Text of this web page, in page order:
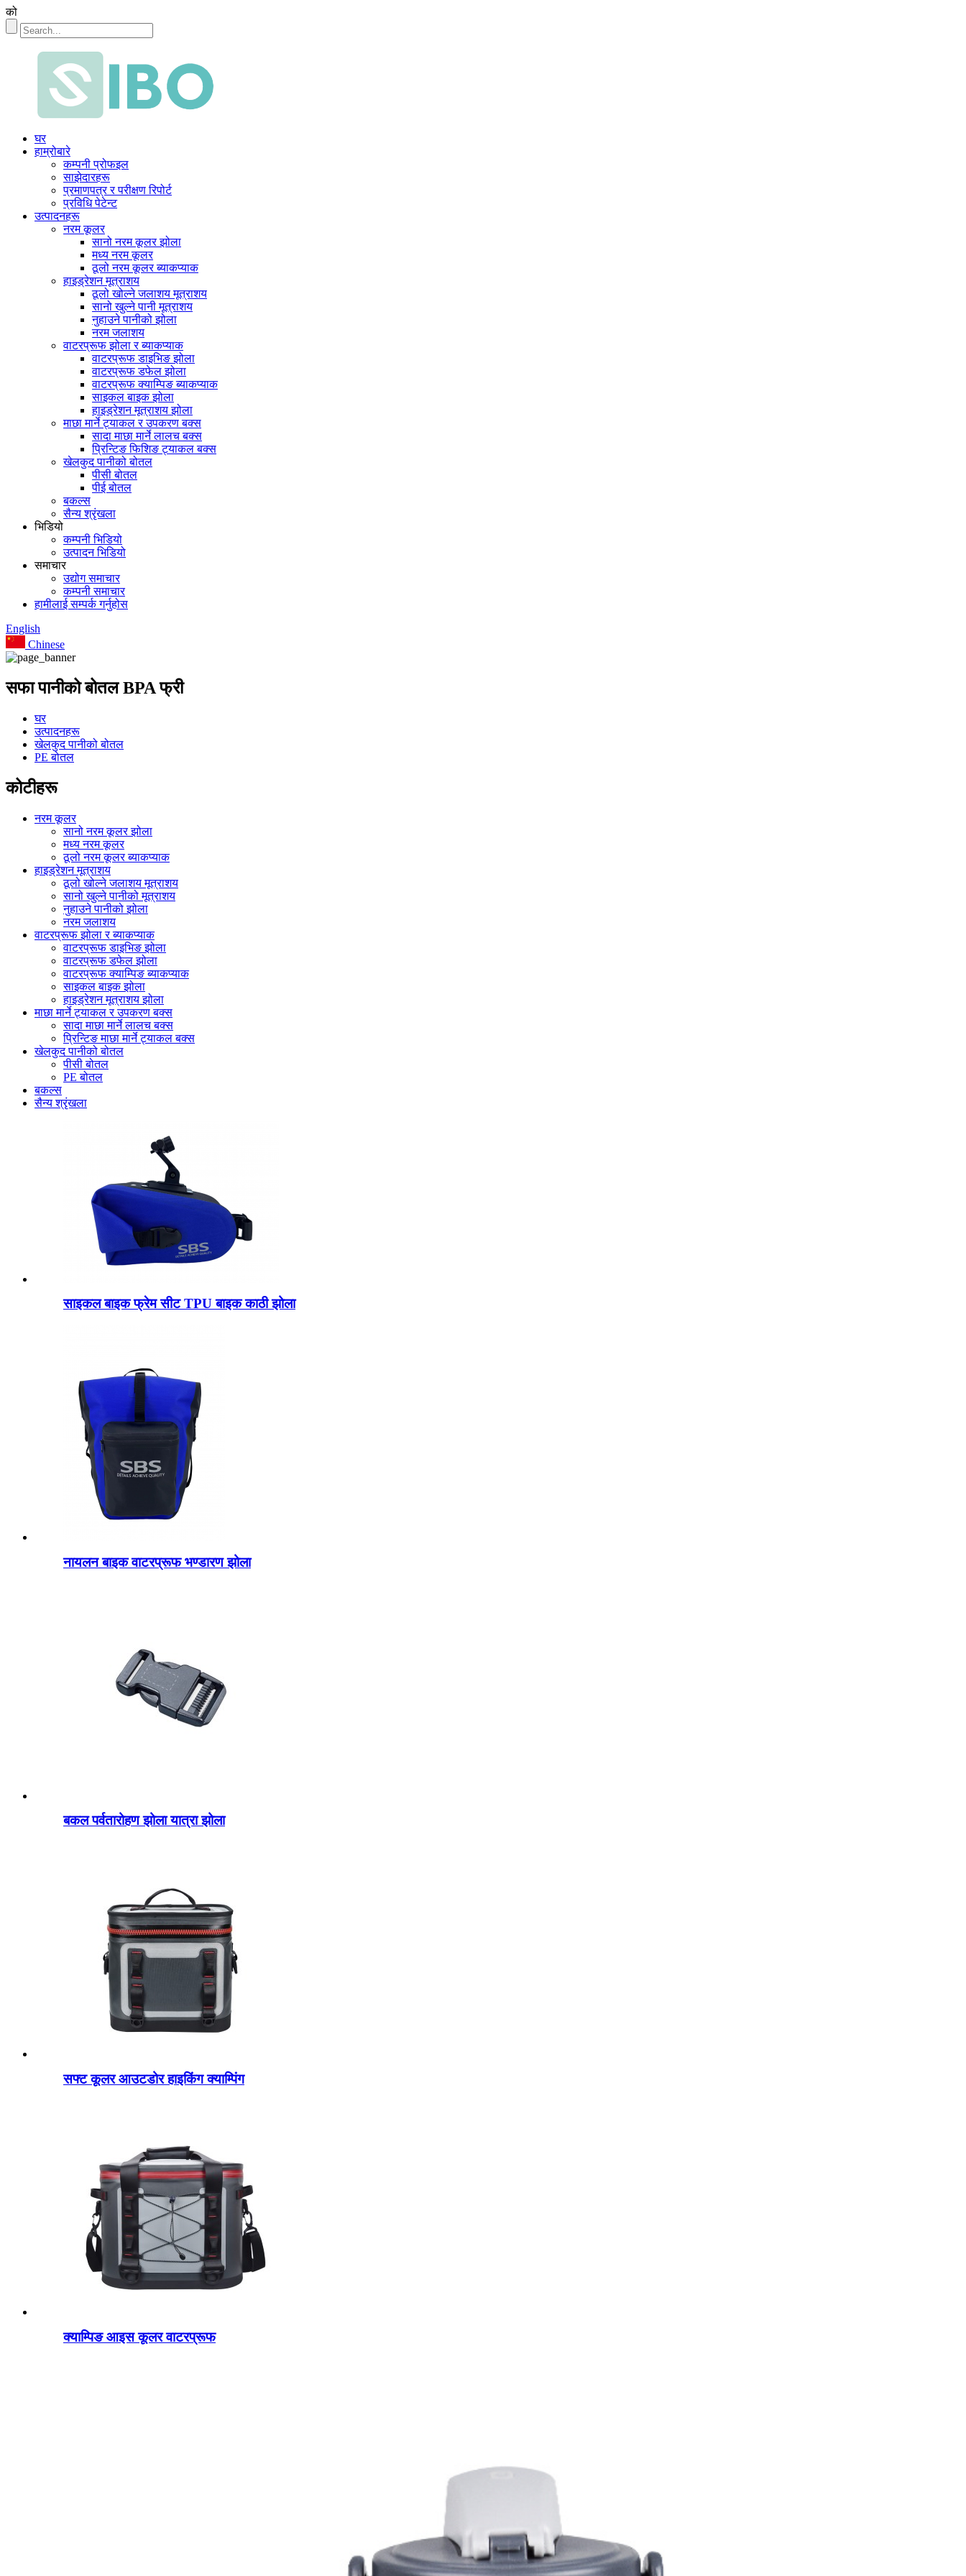
को
घर
हाम्रोबारे
कम्पनी प्रोफइल
साझेदारहरू
प्रमाणपत्र र परीक्षण रिपोर्ट
प्रविधि पेटेन्ट
उत्पादनहरू
नरम कूलर
सानो नरम कूलर झोला
मध्य नरम कूलर
ठूलो नरम कूलर ब्याकप्याक
हाइड्रेशन मूत्राशय
ठूलो खोल्ने जलाशय मूत्राशय
सानो खुल्ने पानी मूत्राशय
नुहाउने पानीको झोला
नरम जलाशय
वाटरप्रूफ झोला र ब्याकप्याक
वाटरप्रूफ डाइभिङ झोला
वाटरप्रूफ डफेल झोला
वाटरप्रूफ क्याम्पिङ ब्याकप्याक
साइकल बाइक झोला
हाइड्रेशन मूत्राशय झोला
माछा मार्ने ट्याकल र उपकरण बक्स
सादा माछा मार्ने लालच बक्स
प्रिन्टिङ फिशिङ ट्याकल बक्स
खेलकुद पानीको बोतल
पीसी बोतल
पीई बोतल
बकल्स
सैन्य श्रृंखला
भिडियो
कम्पनी भिडियो
उत्पादन भिडियो
समाचार
उद्योग समाचार
कम्पनी समाचार
हामीलाई सम्पर्क गर्नुहोस
English
Chinese
सफा पानीको बोतल BPA फ्री
घर
उत्पादनहरू
खेलकुद पानीको बोतल
PE बोतल
कोटीहरू
नरम कूलर
सानो नरम कूलर झोला
मध्य नरम कूलर
ठूलो नरम कूलर ब्याकप्याक
हाइड्रेशन मूत्राशय
ठूलो खोल्ने जलाशय मूत्राशय
सानो खुल्ने पानीको मूत्राशय
नुहाउने पानीको झोला
नरम जलाशय
वाटरप्रूफ झोला र ब्याकप्याक
वाटरप्रूफ डाइभिङ झोला
वाटरप्रूफ डफेल झोला
वाटरप्रूफ क्याम्पिङ ब्याकप्याक
साइकल बाइक झोला
हाइड्रेशन मूत्राशय झोला
माछा मार्ने ट्याकल र उपकरण बक्स
सादा माछा मार्ने लालच बक्स
प्रिन्टिङ माछा मार्ने ट्याकल बक्स
खेलकुद पानीको बोतल
पीसी बोतल
PE बोतल
बकल्स
सैन्य श्रृंखला
साइकल बाइक फ्रेम सीट TPU बाइक काठी झोला
नायलन बाइक वाटरप्रूफ भण्डारण झोला
बकल पर्वतारोहण झोला यात्रा झोला
सफ्ट कूलर आउटडोर हाइकिंग क्याम्पिंग
क्याम्पिङ आइस कूलर वाटरप्रूफ